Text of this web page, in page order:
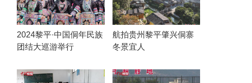
2024黎平·中国侗年民族
团结大巡游举行
航拍贵州黎平肇兴侗寨
冬景宜人